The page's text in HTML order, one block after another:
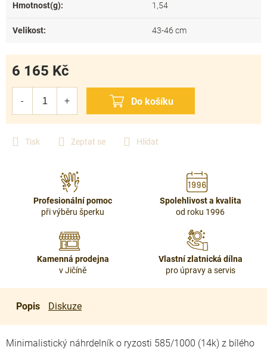
Tisk Zeptat se Hlídat
6 165 Kč
Hmotnost(g): 1,54
Velikost: 43-46 cm
Profesionální pomoc
při výběru šperku
Spolehlivost a kvalita
od roku 1996
Kamenná prodejna
v Jičíně
Vlastní zlatnická dílna
pro úpravy a servis
Popis Diskuze
Minimalistický náhrdelník o ryzosti 585/1000 (14k) z bílého